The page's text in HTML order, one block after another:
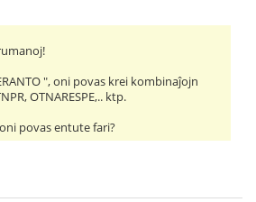
", oni povas krei kombinaĵojn
OTNARESPE,.. ktp.
povas entute fari?